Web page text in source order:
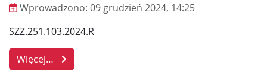
Wprowadzono
Wprowadzono: 09 grudzień 2024, 14:25
SZZ.251.103.2024.R
Więcej…